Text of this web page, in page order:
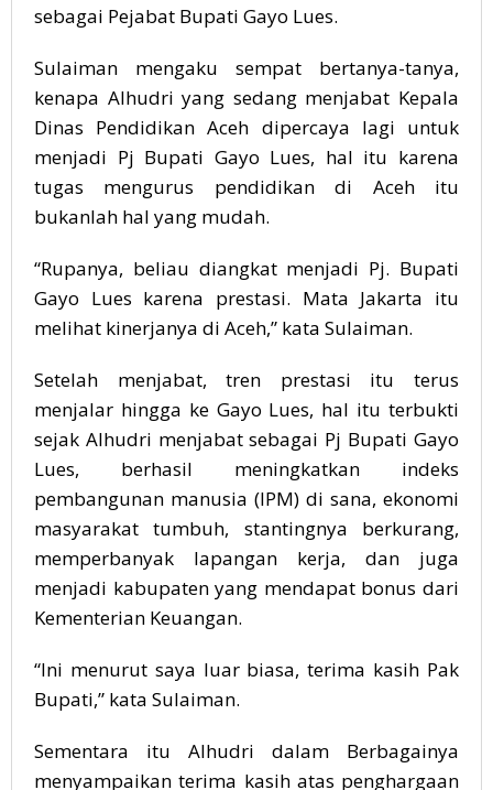
sebagai Pejabat Bupati Gayo Lues.
Sulaiman mengaku sempat bertanya-tanya,
kenapa Alhudri yang sedang menjabat Kepala
Dinas Pendidikan Aceh dipercaya lagi untuk
menjadi Pj Bupati Gayo Lues, hal itu karena
tugas mengurus pendidikan di Aceh itu
bukanlah hal yang mudah.
“Rupanya, beliau diangkat menjadi Pj. Bupati
Gayo Lues karena prestasi. Mata Jakarta itu
melihat kinerjanya di Aceh,” kata Sulaiman.
Setelah menjabat, tren prestasi itu terus
menjalar hingga ke Gayo Lues, hal itu terbukti
sejak Alhudri menjabat sebagai Pj Bupati Gayo
Lues, berhasil meningkatkan indeks
pembangunan manusia (IPM) di sana, ekonomi
masyarakat tumbuh, stantingnya berkurang,
memperbanyak lapangan kerja, dan juga
menjadi kabupaten yang mendapat bonus dari
Kementerian Keuangan.
“Ini menurut saya luar biasa, terima kasih Pak
Bupati,” kata Sulaiman.
Sementara itu Alhudri dalam Berbagainya
menyampaikan terima kasih atas penghargaan